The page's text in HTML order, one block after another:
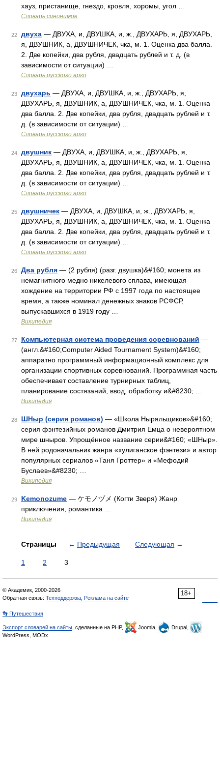
хауз, пристанище, гнездо, кровля, хоромы, угол …
Словарь синонимов
22 двуха — ДВУХА, и, ДВУШКА, и, ж., ДВУХАРЬ, я, ДВУХАРЬ,
я, ДВУШНИК, а, ДВУШНИЧЕК, чка, м. 1. Оценка два балла.
2. Две копейки, два рубля, двадцать рублей и т. д. (в
зависимости от ситуации) …
Словарь русского арго
23 двухарь — ДВУХА, и, ДВУШКА, и, ж., ДВУХАРЬ, я,
ДВУХАРЬ, я, ДВУШНИК, а, ДВУШНИЧЕК, чка, м. 1. Оценка
два балла. 2. Две копейки, два рубля, двадцать рублей и т.
д. (в зависимости от ситуации) …
Словарь русского арго
24 двушник — ДВУХА, и, ДВУШКА, и, ж., ДВУХАРЬ, я,
ДВУХАРЬ, я, ДВУШНИК, а, ДВУШНИЧЕК, чка, м. 1. Оценка
два балла. 2. Две копейки, два рубля, двадцать рублей и т.
д. (в зависимости от ситуации) …
Словарь русского арго
25 двушничек — ДВУХА, и, ДВУШКА, и, ж., ДВУХАРЬ, я,
ДВУХАРЬ, я, ДВУШНИК, а, ДВУШНИЧЕК, чка, м. 1. Оценка
два балла. 2. Две копейки, два рубля, двадцать рублей и т.
д. (в зависимости от ситуации) …
Словарь русского арго
26 Два рубля — (2 рубля) (разг. двушка)&#160; монета из
немагнитного медно никелевого сплава, имеющая
хождение на территории РФ с 1997 года по настоящее
время, а также номинал денежных знаков РСФСР,
выпускавшихся в 1919 году …
Википедия
27 Компьютерная система проведения соревнований —
(англ.&#160;Computer Aided Tournament System)&#160;
аппаратно программный информационный комплекс для
организации спортивных соревнований. Программная часть
обеспечивает составление турнирных таблиц,
планирование состязаний, ввод, обработку и&#8230; …
Википедия
28 ШНыр (серия романов) — «Школа Ныряльщиков»&#160;
серия фэнтезийных романов Дмитрия Емца о невероятном
мире шныров. Упрощённое название серии&#160; «ШНыр».
В ней родоначальник жанра «хулиганское фэнтези» и автор
популярных сериалов «Таня Гроттер» и «Мефодий
Буслаев»&#8230; …
Википедия
29 Kemonozume — ケモノヅメ (Когти Зверя) Жанр
приключения, романтика …
Википедия
Страницы ← Предыдущая Следующая →
1 2 3
18+
© Академик, 2000-2026
Обратная связь: Техподдержка Реклама на сайте
👣 Путешествия
Экспорт словарей на сайты , сделанные на PHP, Joomla,
Drupal,
WordPress, MODx.